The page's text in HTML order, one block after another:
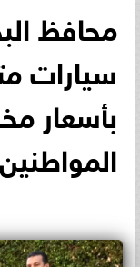
محافظ
سيارات
بأسعار
المواطنين